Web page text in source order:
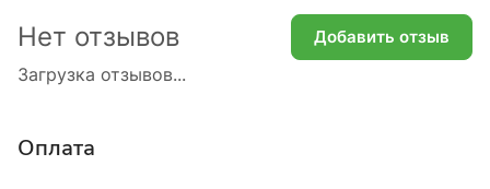
Загрузка отзывов...
Нет отзывов Добавить отзыв
Оплата